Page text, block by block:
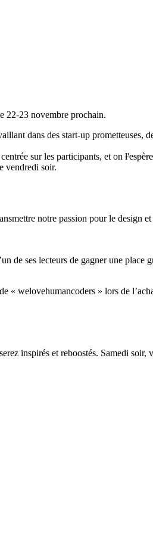
22-23 novembre prochain.
dans des start-up prometteuses,
sur les participants, et on l'espère
vendredi soir.
notre passion pour le design
de ses lecteurs de gagner une place
« welovehumancoders » lors de
inspirés et reboostés. Samedi soir,